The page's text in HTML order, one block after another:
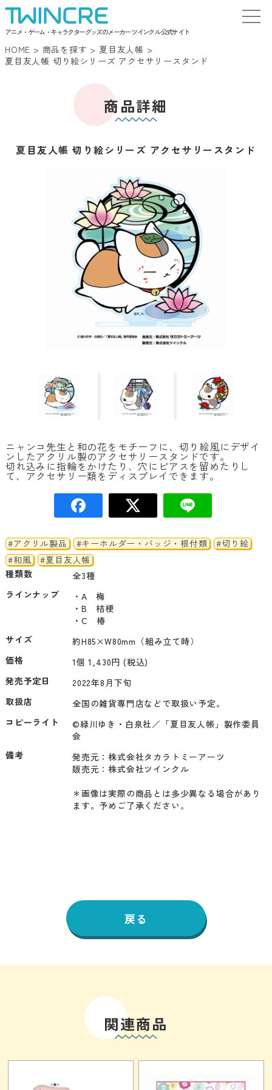
アニメ・ゲーム・キャラクターグッズのメーカー ツインクル 公式サイト
HOME > 商品を探す >夏目友人帳 >
夏目友人帳 切り絵シリーズ アクセサリースタンド
商品詳細
夏目友人帳 切り絵シリーズ アクセサリースタンド
ニャンコ先生と和の花をモチーフに、切り絵風にデザイ
ンしたアクリル製のアクセサリースタンドです。
切れ込みに指輪をかけたり、穴にピアスを留めたりし
て、アクセサリー類をディスプレイできます。
#アクリル製品 #キーホルダー・バッジ・根付類
#切り絵
#和風
#夏目友人帳
種類数
全3種
ラインナップ
・A　梅
・B　桔梗
サイズ
約H85×W80mm（組み立て時）
価格
1個 1,430円 (税込)
発売予定日
2022年8月下旬
取扱店
全国の雑貨専門店などで取扱い予定。
コピーライト
©緑川ゆき・白泉社／「夏目友人帳」製作委員
会
備考
発売元：株式会社タカラトミーアーツ
販売元：株式会社ツインクル
＊画像は実際の商品とは多少異なる場合があり
ます。予めご了承ください。
戻る
関連商品